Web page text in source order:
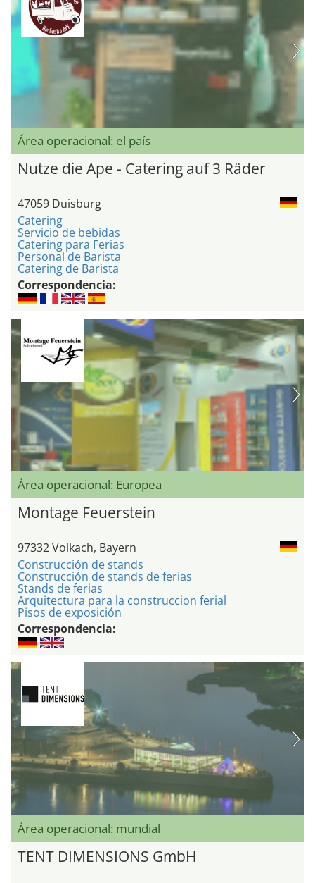
Área operacional: el país
Nutze die Ape - Catering auf 3 Räder
47059 Duisburg
Catering
Servicio de bebidas
Catering para Ferias
Personal de Barista
Catering de Barista
Correspondencia:
Área operacional: Europea
Montage Feuerstein
97332 Volkach, Bayern
Construcción de stands
Construcción de stands de ferias
Stands de ferias
Arquitectura para la construccion ferial
Pisos de exposición
Correspondencia:
Área operacional: mundial
TENT DIMENSIONS GmbH